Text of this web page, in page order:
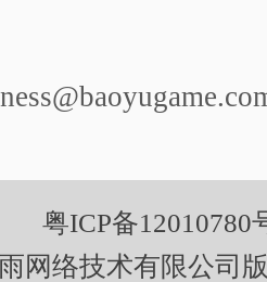
粤ICP备12010780
网络技术有限公司